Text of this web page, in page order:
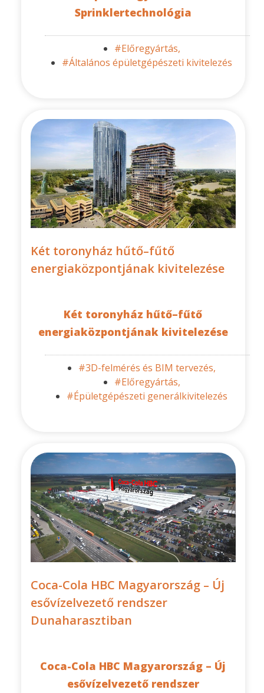
Sprinklertechnológia
#Előregyártás,
#Általános épületgépészeti kivitelezés
Két toronyház hűtő–fűtő
energiaközpontjának kivitelezése
Két toronyház hűtő–fűtő
energiaközpontjának kivitelezése
#3D-felmérés és BIM tervezés,
#Előregyártás,
#Épületgépészeti generálkivitelezés
Coca-Cola HBC Magyarország – Új
esővízelvezető rendszer
Dunaharasztiban
Coca-Cola HBC Magyarország – Új
esővízelvezető rendszer